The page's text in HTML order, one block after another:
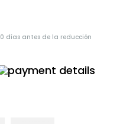
días antes de la reducción